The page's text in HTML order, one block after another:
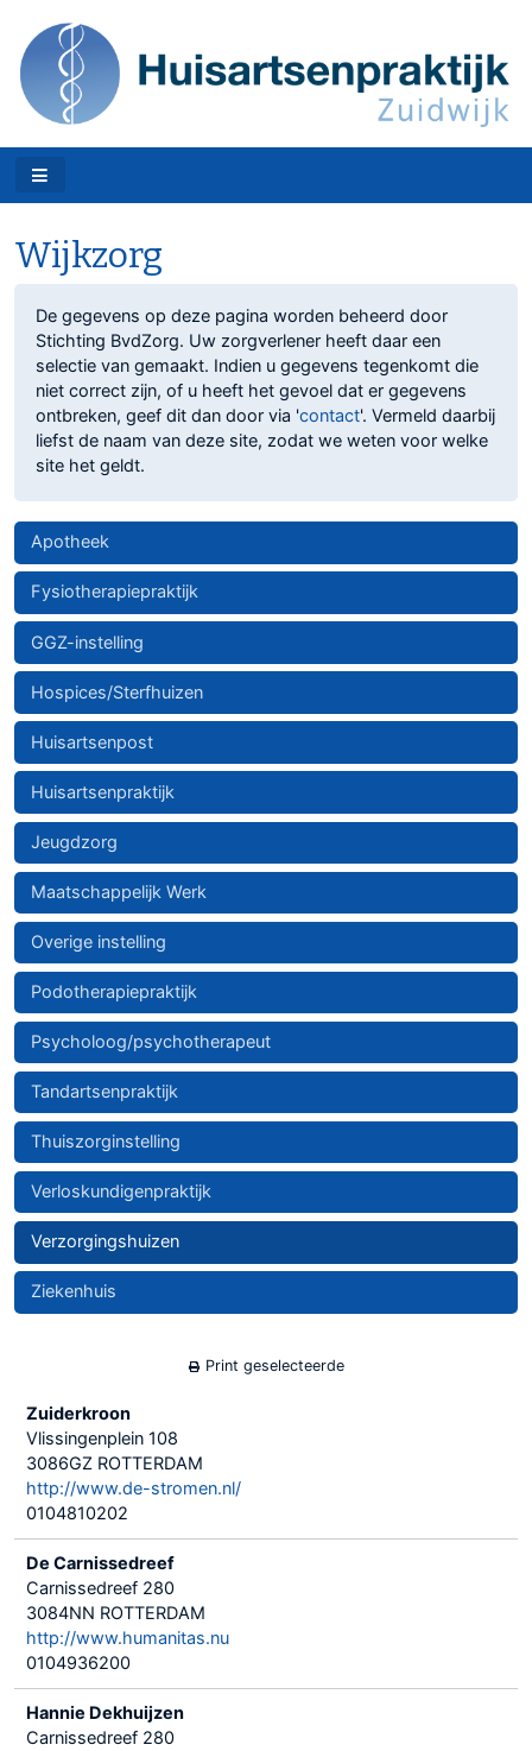
Wijkzorg
De gegevens op deze pagina worden beheerd door
Stichting BvdZorg. Uw zorgverlener heeft daar een
selectie van gemaakt. Indien u gegevens tegenkomt die
niet correct zijn, of u heeft het gevoel dat er gegevens
ontbreken, geef dit dan door via 'contact'. Vermeld daarbij
liefst de naam van deze site, zodat we weten voor welke
site het geldt.
Apotheek
Fysiotherapiepraktijk
GGZ-instelling
Hospices/Sterfhuizen
Huisartsenpost
Huisartsenpraktijk
Jeugdzorg
Maatschappelijk Werk
Overige instelling
Podotherapiepraktijk
Psycholoog/psychotherapeut
Tandartsenpraktijk
Thuiszorginstelling
Verloskundigenpraktijk
Verzorgingshuizen
Ziekenhuis
Print geselecteerde
Zuiderkroon
Vlissingenplein 108
3086GZ ROTTERDAM
http://www.de-stromen.nl/
0104810202
De Carnissedreef
Carnissedreef 280
3084NN ROTTERDAM
http://www.humanitas.nu
0104936200
Hannie Dekhuijzen
Carnissedreef 280